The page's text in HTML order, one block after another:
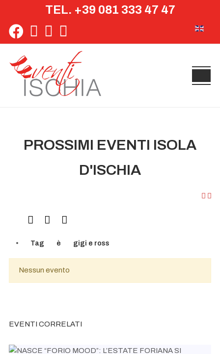
TEL. +39 081 333 47 47
PROSSIMI EVENTI ISOLA
D'ISCHIA
Tag è gigi e ross
Nessun evento
EVENTI CORRELATI